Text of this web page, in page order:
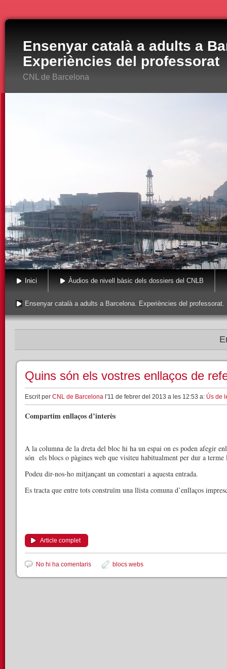
Ensenyar català a adults a
Experiències del professorat
CNL de Barcelona
Inici Àudios de nivell bàsic dels dossiers del CNLB
Ensenyar català a adults a Barcelona. Experiències del professorat.
Quins són els vostres enllaços de
Escrit per CNL de Barcelona l'11 de febrer del 2013 a les 12:53 a: Ús de
Compartim enllaços d’interès
A la columna de la dreta del bloc hi ha un espai on es poden afegir
són els blocs o pàgines web que visiteu habitualment per dur a terme
Podeu dir-nos-ho mitjançant un comentari a aquesta entrada.
Es tracta que entre tots construïm una llista comuna d’enllaços
Article complet
No hi ha comentaris blocs webs